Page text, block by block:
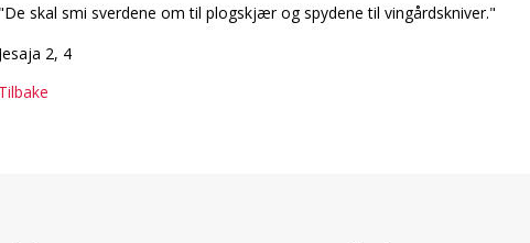
"De skal smi sverdene om til plogskjær og spydene til vingårdskniver."
Jesaja 2, 4
Tilbake